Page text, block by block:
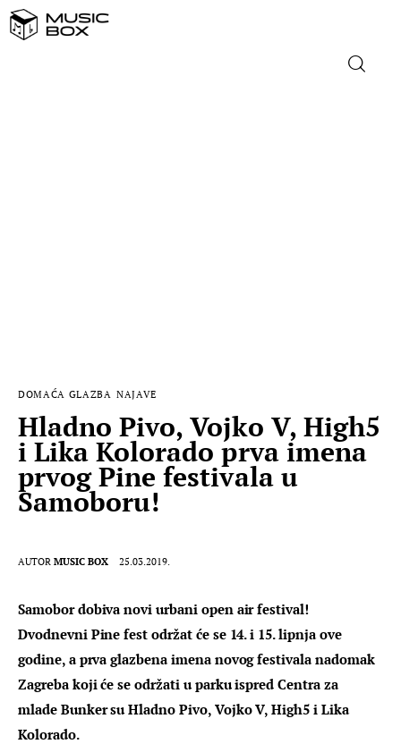
DOMAĆA GLAZBA NAJAVE
Hladno Pivo, Vojko V, High5
i Lika Kolorado prva imena
prvog Pine festivala u
Samoboru!
AUTOR MUSIC BOX 25.03.2019.
Samobor dobiva novi urbani open air festival!
Dvodnevni Pine fest održat će se 14. i 15. lipnja ove
godine, a prva glazbena imena novog festivala nadomak
Zagreba koji će se održati u parku ispred Centra za
mlade Bunker su Hladno Pivo, Vojko V, High5 i Lika
Kolorado.